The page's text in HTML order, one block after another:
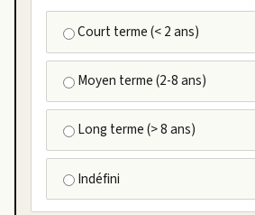
Court terme (< 2 ans)
Moyen terme (2-8 ans)
Long terme (> 8 ans)
Indéfini